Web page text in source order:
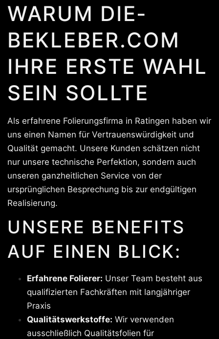
WARUM DIE-
BEKLEBER.COM
IHRE ERSTE WAHL
SEIN SOLLTE
Als erfahrene Folierungsfirma in Ratingen haben wir
uns einen Namen für Vertrauenswürdigkeit und
Qualität gemacht. Unsere Kunden schätzen nicht
nur unsere technische Perfektion, sondern auch
unseren ganzheitlichen Service von der
ursprünglichen Besprechung bis zur endgültigen
Realisierung.
UNSERE BENEFITS
AUF EINEN BLICK:
Erfahrene Folierer: Unser Team besteht aus
qualifizierten Fachkräften mit langjähriger
Praxis
Qualitätswerkstoffe: Wir verwenden
ausschließlich Qualitätsfolien für